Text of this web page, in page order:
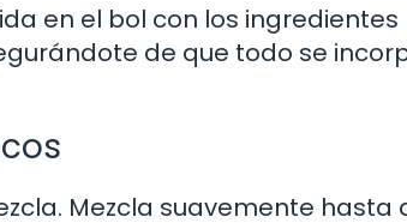
en el bol con los ingredientes
de que todo se
Mezcla suavemente hasta